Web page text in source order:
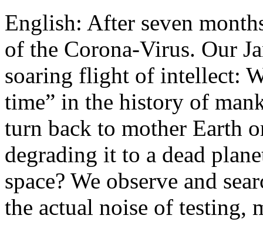
English: After seven
of the Corona-Virus. Our
soaring flight of intellect:
time” in the history of
turn back to mother Earth
degrading it to a dead
space? We observe and
the actual noise of testing,